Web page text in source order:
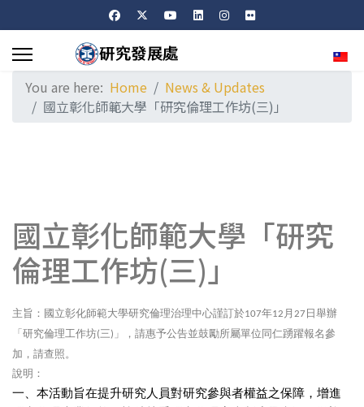
You are here: Home
News & Updates
國立彰化師範大學「研究倫理工作坊(三)」
國立彰化師範大學「研究
倫理工作坊(三)」
主旨：國立彰化師範大學研究倫理治理中心謹訂於107年12 月 27 日舉辦
「研究倫理工作坊(三) 」，請惠予公告並鼓勵所屬單位同仁踴躍報名參
加，請查照。
說明：
一、本活動旨在提升研究人員對研究參與者權益之保障，增進